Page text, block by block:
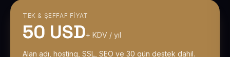
TEK & ŞEFFAF FIYAT
50 USD+ KDV / yıl
Alan adı, hosting, SSL, SEO ve 30 gün destek dahil.